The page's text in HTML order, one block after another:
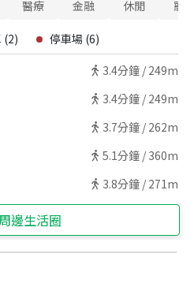
醫療 金融 休閒 寵
(2) 停車場 (6)
3.4分鐘 / 249m
3.4分鐘 / 249m
3.7分鐘 / 262m
5.1分鐘 / 360m
3.8分鐘 / 271m
邊生活圈